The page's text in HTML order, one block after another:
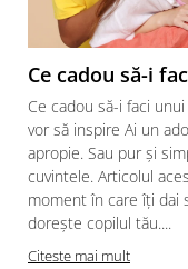
Ce cadou să-i
Ce cadou să-i faci
vor să inspire Ai un
apropie. Sau pur și
cuvintele. Articolul
moment în care îți dai
dorește copilul tău....
Citeste mai mult